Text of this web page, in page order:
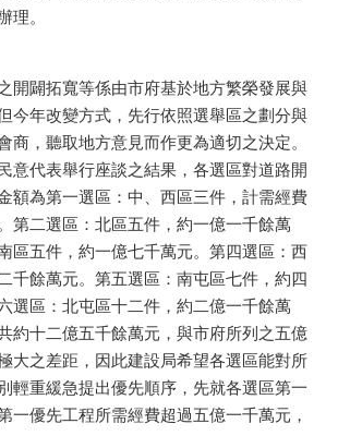
理。
闢拓寬等係由市府基於地方繁榮發展與
今年改變方式，先行依照選舉區之劃分與
商，聽取地方意見而作更為適切之決定。
意代表舉行座談之結果，各選區對道路開
額為第一選區：中、西區三件，計需經費
第二選區：北區五件，約一億一千餘萬
區五件，約一億七千萬元。第四選區：西
千餘萬元。第五選區：南屯區七件，約四
選區：北屯區十二件，約二億一千餘萬
約十二億五千餘萬元，與市府所列之五億
大之差距，因此建設局希望各選區能對所
輕重緩急提出優先順序，先就各選區第一
一優先工程所需經費超過五億一千萬元，